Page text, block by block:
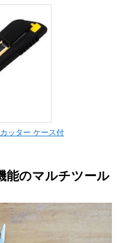
ッター ケース付
能のマルチツール